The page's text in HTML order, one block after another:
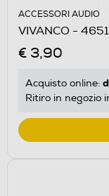
ACCESSORI AUDIO
VIVANCO -
€ 3,90
Acquisto online:
Ritiro in negozio